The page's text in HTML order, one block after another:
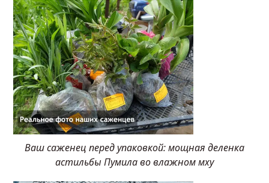
Ваш саженец перед упаковкой: мощная деленка
астильбы Пумила во влажном мху